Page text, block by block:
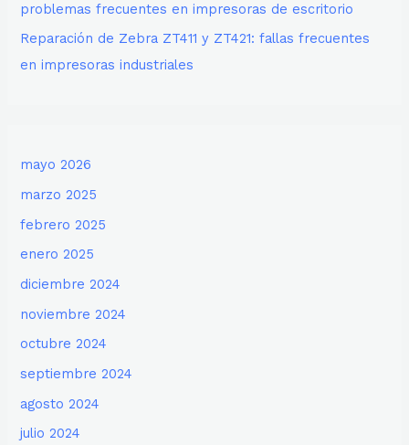
problemas frecuentes en impresoras de escritorio
Reparación de Zebra ZT411 y ZT421: fallas frecuentes
en impresoras industriales
mayo 2026
marzo 2025
febrero 2025
enero 2025
diciembre 2024
noviembre 2024
octubre 2024
septiembre 2024
agosto 2024
julio 2024